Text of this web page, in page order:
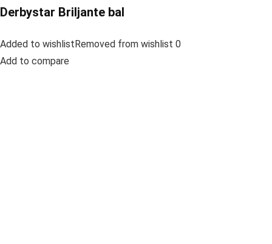
Derbystar Briljante bal
Added to wishlistRemoved from wishlist 0
Add to compare